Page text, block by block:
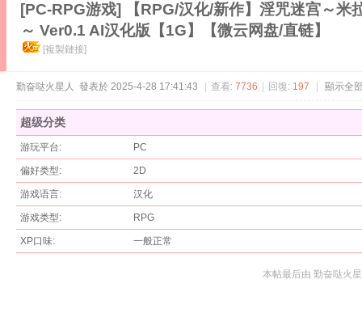
[PC-RPG游戏]
【RPG/汉化/新作】淫咒迷宫～
～ Ver0.1 AI汉化版【1G】【微云网盘/直链】
[複製鏈接]
勤奋哒火星人 發表於 2025-4-28 17:41:43 查看: 7736 回復: 197 顯示全
超级分类
游玩平台: PC
偏好类型: 2D
游戏语言: 汉化
游戏类型: RPG
XP口味: 一般正常
本帖最后由 勤奋哒火